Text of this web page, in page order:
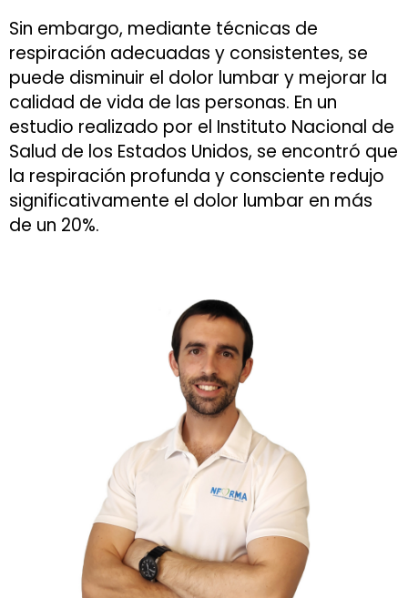
Sin embargo, mediante técnicas de
respiración adecuadas y consistentes, se
puede disminuir el dolor lumbar y mejorar la
calidad de vida de las personas. En un
estudio realizado por el Instituto Nacional de
Salud de los Estados Unidos, se encontró que
la respiración profunda y consciente redujo
significativamente el dolor lumbar en más
de un 20%.